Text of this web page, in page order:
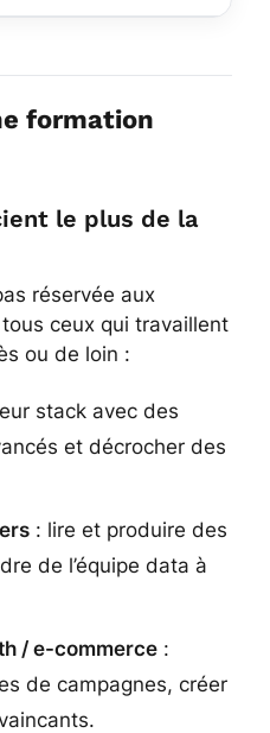
formation
le plus de la
réservée aux
tous ceux qui travaillent
ou de loin :
stack avec des
et décrocher des
: lire et produire des
de l’équipe data à
/ e-commerce :
de campagnes, créer